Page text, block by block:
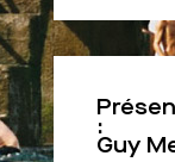
:
Guy